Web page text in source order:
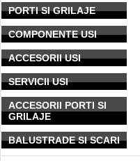
PORTI SI GRILAJE
COMPONENTE USI
ACCESORII USI
SERVICII USI
ACCESORII PORTI SI
GRILAJE
BALUSTRADE SI SCARI